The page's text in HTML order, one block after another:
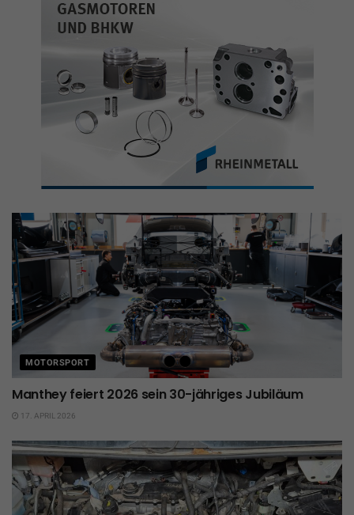
MOTORSPORT
Manthey feiert 2026 sein 30-jähriges Jubiläum
17. APRIL 2026